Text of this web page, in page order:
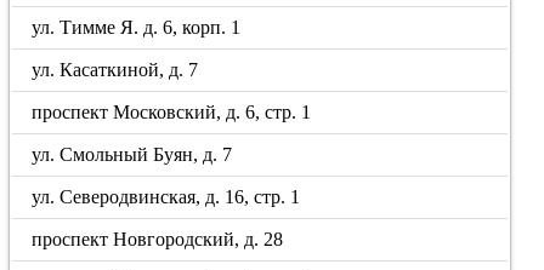
ул. Тимме Я. д. 6, корп. 1
ул. Касаткиной, д. 7
проспект Московский, д. 6, стр. 1
ул. Смольный Буян, д. 7
ул. Северодвинская, д. 16, стр. 1
проспект Новгородский, д. 28